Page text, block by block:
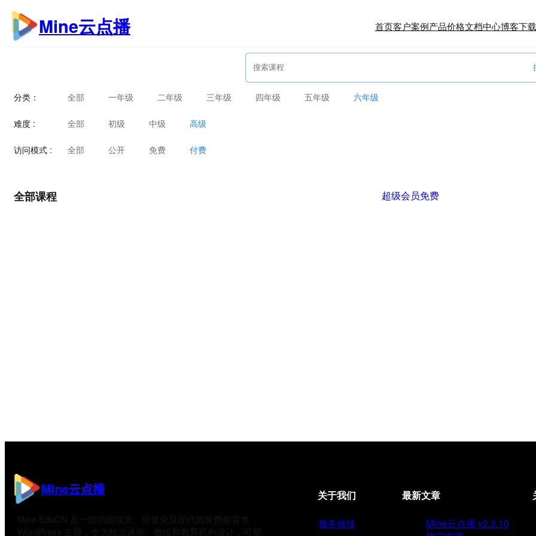
跳
至
内
Mine云点播 首页客户案例产品价格文档中心博客下载
分类： 全部 一年级 二年级 三年级 四年级 五年级 六年级
难度 : 全部 初级 中级 高级
访问模式 : 全部 公开 免费 付费
全部课程 超级会员免费
Mine云点播
Mine EduCN 是一款功能强大、轻量化且现代的免费教育类
WordPress 主题，专为独立讲师、教练和教育机构设计，可帮
关于我们
服务领域
最新文章
Mine云点播 v2.3.10